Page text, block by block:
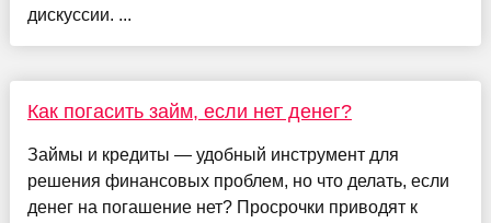
дискуссии. ...
Как погасить займ, если нет денег?
Займы и кредиты — удобный инструмент для
решения финансовых проблем, но что делать, если
денег на погашение нет? Просрочки приводят к